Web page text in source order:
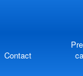
Contact